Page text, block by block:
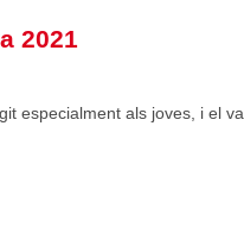
2021
especialment als joves, i el va